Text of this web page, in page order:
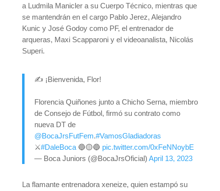
a Ludmila Manicler a su Cuerpo Técnico, mientras que
se mantendrán en el cargo Pablo Jerez, Alejandro
Kunic y José Godoy como PF, el entrenador de
arqueras, Maxi Scapparoni y el videoanalista, Nicolás
Superi.
✍ ¡Bienvenida, Flor!
Florencia Quiñones junto a Chicho Serna, miembro
de Consejo de Fútbol, firmó su contrato como
nueva DT de
@BocaJrsFutFem.#VamosGladiadoras
⚔️#DaleBoca🔵🟡🔵 pic.twitter.com/0xFeNNoybE
— Boca Juniors (@BocaJrsOficial) April 13, 2023
La flamante entrenadora xeneize, quien estampó su